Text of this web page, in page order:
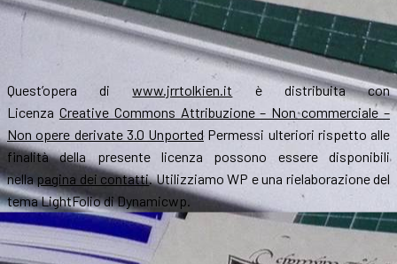
Quest’opera diwww.jrrtolkien.it è distribuita con
Licenza Creative Commons Attribuzione – Non commerciale –
Non opere derivate 3.0 UnportedPermessi ulteriori rispetto alle
finalità della presente licenza possono essere disponibili
nella pagina dei contatti. Utilizziamo WP e una rielaborazione del
tema LightFolio di Dynamicwp.